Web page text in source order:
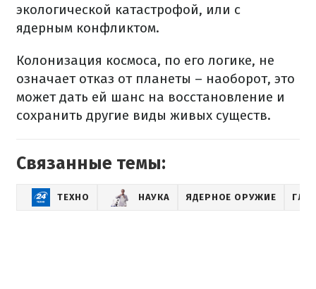
экологической катастрофой, или с
ядерным конфликтом.
Колонизация космоса, по его логике, не
означает отказ от планеты – наоборот, это
может дать ей шанс на восстановление и
сохранить другие виды живых существ.
Связанные темы:
ТЕХНО НАУКА ЯДЕРНОЕ ОРУЖИЕ